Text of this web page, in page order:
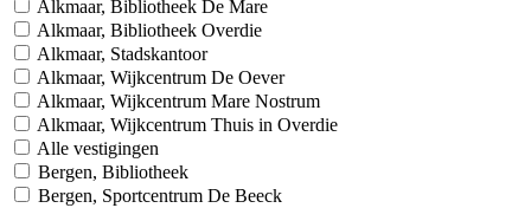
Alkmaar, Bibliotheek De Mare
Alkmaar, Bibliotheek Overdie
Alkmaar, Stadskantoor
Alkmaar, Wijkcentrum De Oever
Alkmaar, Wijkcentrum Mare Nostrum
Alkmaar, Wijkcentrum Thuis in Overdie
Alle vestigingen
Bergen, Bibliotheek
Bergen, Sportcentrum De Beeck